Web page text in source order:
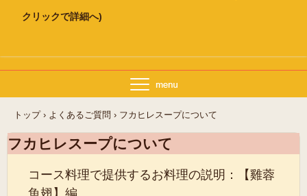
クリックで詳細へ)
トップ › よくあるご質問 › フカヒレスープについて
フカヒレスープについて
コース料理で提供するお料理の説明：【雞蓉